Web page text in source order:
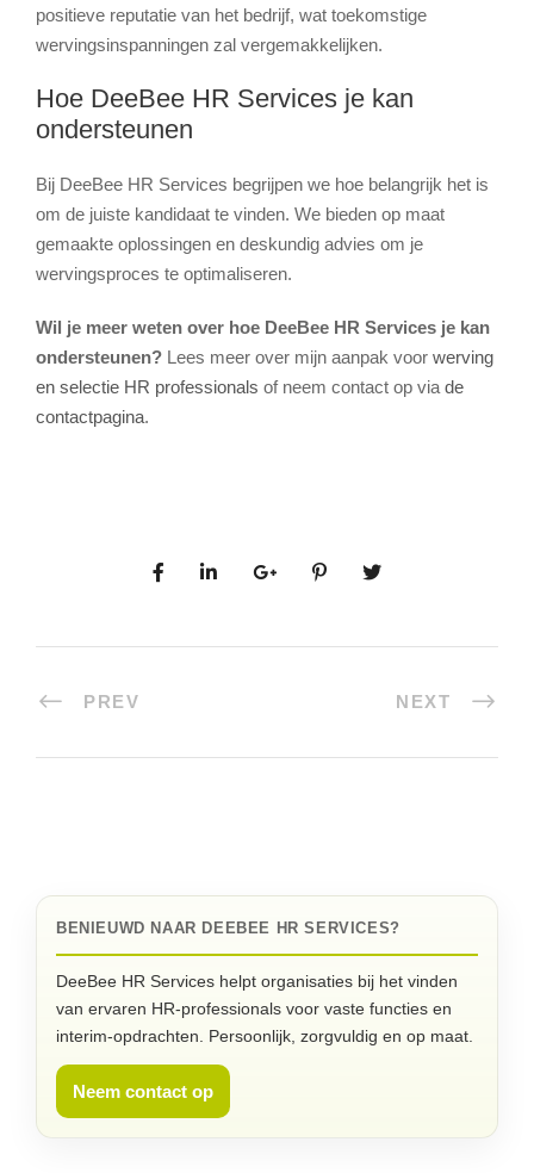
positieve reputatie van het bedrijf, wat toekomstige
wervingsinspanningen zal vergemakkelijken.
Hoe DeeBee HR Services je kan
ondersteunen
Bij DeeBee HR Services begrijpen we hoe belangrijk het is
om de juiste kandidaat te vinden. We bieden op maat
gemaakte oplossingen en deskundig advies om je
wervingsproces te optimaliseren.
Wil je meer weten over hoe DeeBee HR Services je kan
ondersteunen? Lees meer over mijn aanpak voor werving
en selectie HR professionals of neem contact op via de
contactpagina.
PREV NEXT
BENIEUWD NAAR DEEBEE HR SERVICES?
DeeBee HR Services helpt organisaties bij het vinden
van ervaren HR-professionals voor vaste functies en
interim-opdrachten. Persoonlijk, zorgvuldig en op maat.
Neem contact op